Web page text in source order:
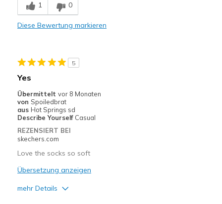
Durable
View On Shoes
Shoes are for Wearing
1 0
Diese Bewertung markieren
5
Yes
Übermittelt vor 8 Monaten
von Spoiledbrat
aus Hot Springs sd
Describe Yourself Casual
REZENSIERT BEI
skechers.com
Love the socks so soft
Übersetzung anzeigen
mehr Details